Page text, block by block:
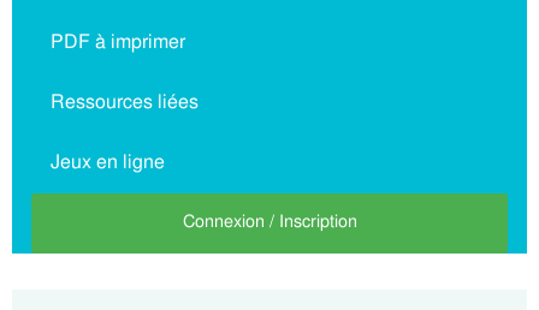
PDF à imprimer
Ressources liées
Jeux en ligne
Connexion / Inscription